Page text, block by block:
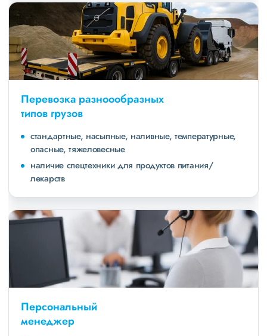
Перевозка разноообразных
типов грузов
стандартные, насыпные, наливные, температурные,
опасные, тяжеловесные
наличие спецтехники для продуктов питания/
лекарств
Персональный
менеджер